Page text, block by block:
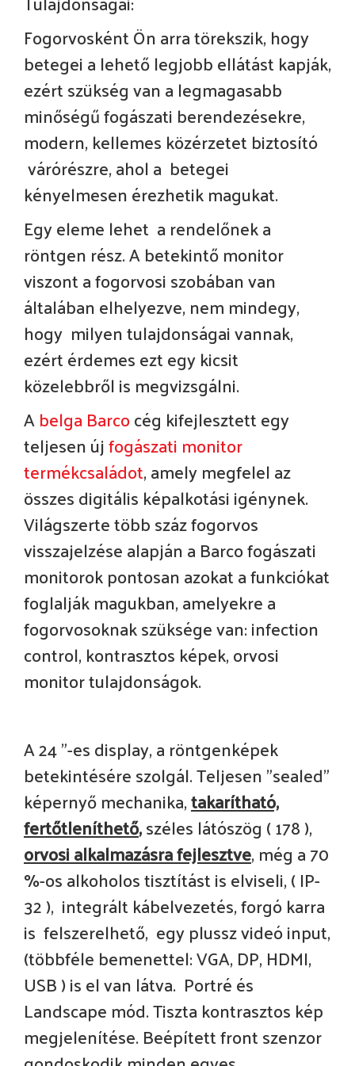
Fogorvosként Ön arra törekszik, hogy
betegei a lehető legjobb ellátást kapják,
ezért szükség van a legmagasabb
minőségű fogászati berendezésekre,
modern, kellemes közérzetet biztosító
várórészre, ahol a betegei
kényelmesen érezhetik magukat.
Egy eleme lehet a rendelőnek a
röntgen rész. A betekintő monitor
viszont a fogorvosi szobában van
általában elhelyezve, nem mindegy,
hogy milyen tulajdonságai vannak,
ezért érdemes ezt egy kicsit
közelebbről is megvizsgálni.
Abelga Barcocég kifejlesztett egy
teljesen újfogászati monitor
termékcsaládot, amely megfelel az
összes digitális képalkotási igénynek.
Világszerte több száz fogorvos
visszajelzése alapján a Barco fogászati
monitorok pontosan azokat a funkciókat
foglalják magukban, amelyekre a
fogorvosoknak szüksége van: infection
control, kontrasztos képek, orvosi
monitor tulajdonságok.
A 24 "-es display, a röntgenképek
betekintésére szolgál. Teljesen "sealed"
képernyő mechanika,takarítható,
fertőtleníthető,széles látószög ( 178 ),
orvosi alkalmazásra fejlesztve, még a 70
%-os alkoholos tisztítást is elviseli, ( IP-
32 ), integrált kábelvezetés, forgó karra
is felszerelhető, egy plussz videó input,
(többféle bemenettel: VGA, DP, HDMI,
USB ) is el van látva. Portré és
Landscape mód. Tiszta kontrasztos kép
megjelenítése. Beépített front szenzor